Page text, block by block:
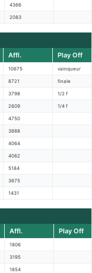
4366
2083
Affl. Play Off
10675 vainqueur
8721 finale
3798 1/2 f
2609 1/4 f
4750
3888
4064
4062
5184
3675
1431
Affl. Play Off
1806
3195
1854